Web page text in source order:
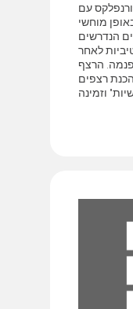
עם
מוחשי
הנדרשים
לאחר
הרצף
רצפים